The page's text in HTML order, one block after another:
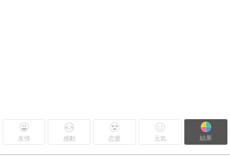
友情 感動 恋愛 元気 結果